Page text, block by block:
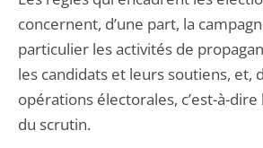
concernent, d’une part, la
particulier les activités de
les candidats et leurs soutiens, et,
opérations électorales, c’est-à-
du scrutin.